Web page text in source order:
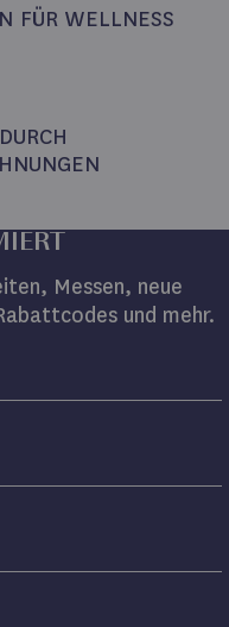
FÜR WELLNESS
Messen, neue
und mehr.